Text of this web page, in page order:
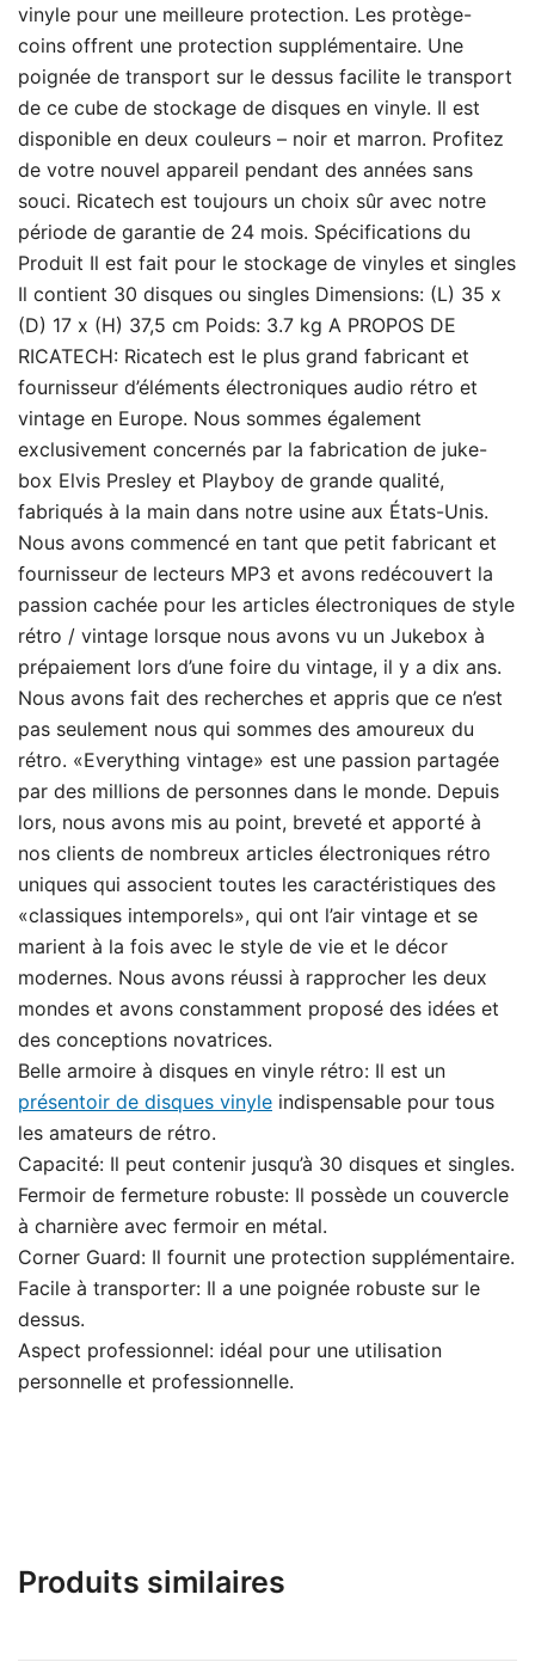
vinyle pour une meilleure protection. Les protège-
coins offrent une protection supplémentaire. Une
poignée de transport sur le dessus facilite le transport
de ce cube de stockage de disques en vinyle. Il est
disponible en deux couleurs – noir et marron. Profitez
de votre nouvel appareil pendant des années sans
souci. Ricatech est toujours un choix sûr avec notre
période de garantie de 24 mois. Spécifications du
Produit Il est fait pour le stockage de vinyles et singles
Il contient 30 disques ou singles Dimensions: (L) 35 x
(D) 17 x (H) 37,5 cm Poids: 3.7 kg A PROPOS DE
RICATECH: Ricatech est le plus grand fabricant et
fournisseur d’éléments électroniques audio rétro et
vintage en Europe. Nous sommes également
exclusivement concernés par la fabrication de juke-
box Elvis Presley et Playboy de grande qualité,
fabriqués à la main dans notre usine aux États-Unis.
Nous avons commencé en tant que petit fabricant et
fournisseur de lecteurs MP3 et avons redécouvert la
passion cachée pour les articles électroniques de style
rétro / vintage lorsque nous avons vu un Jukebox à
prépaiement lors d’une foire du vintage, il y a dix ans.
Nous avons fait des recherches et appris que ce n’est
pas seulement nous qui sommes des amoureux du
rétro. «Everything vintage» est une passion partagée
par des millions de personnes dans le monde. Depuis
lors, nous avons mis au point, breveté et apporté à
nos clients de nombreux articles électroniques rétro
uniques qui associent toutes les caractéristiques des
«classiques intemporels», qui ont l’air vintage et se
marient à la fois avec le style de vie et le décor
modernes. Nous avons réussi à rapprocher les deux
mondes et avons constamment proposé des idées et
des conceptions novatrices.
Belle armoire à disques en vinyle rétro: Il est un
présentoir de disques vinyle indispensable pour tous
les amateurs de rétro.
Capacité: Il peut contenir jusqu’à 30 disques et singles.
Fermoir de fermeture robuste: Il possède un couvercle
à charnière avec fermoir en métal.
Corner Guard: Il fournit une protection supplémentaire.
Facile à transporter: Il a une poignée robuste sur le
dessus.
Aspect professionnel: idéal pour une utilisation
personnelle et professionnelle.
Produits similaires